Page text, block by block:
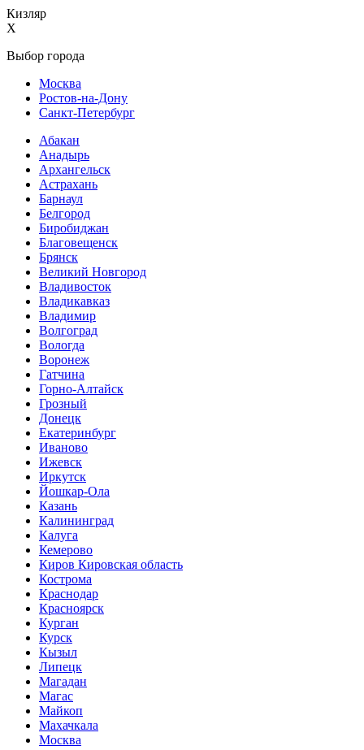
Кизляр
X
Выбор города
Москва
Ростов-на-Дону
Санкт-Петербург
Абакан
Анадырь
Архангельск
Астрахань
Барнаул
Белгород
Биробиджан
Благовещенск
Брянск
Великий Новгород
Владивосток
Владикавказ
Владимир
Волгоград
Вологда
Воронеж
Гатчина
Горно-Алтайск
Грозный
Донецк
Екатеринбург
Иваново
Ижевск
Иркутск
Йошкар-Ола
Казань
Калининград
Калуга
Кемерово
Киров Кировская область
Кострома
Краснодар
Красноярск
Курган
Курск
Кызыл
Липецк
Магадан
Магас
Майкоп
Махачкала
Москва